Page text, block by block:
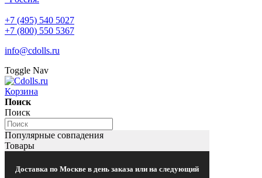
+7 (495) 540 5027
+7 (800) 550 5367
info@cdolls.ru
Toggle Nav
Корзина
Поиск
Поиск
Популярные совпадения
Товары
Доставка по Москве в день заказа или на следующий